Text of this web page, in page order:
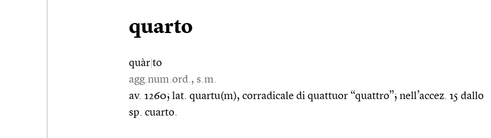
quarto
quàr to
agg.num.ord., s.m.
av. 1260; lat. quartu(m), corradicale di quattuor “quattro”; nell’accez. 15 dallo
sp. cuarto.